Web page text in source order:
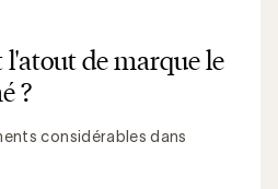
l'atout de marque le
?
considérables dans